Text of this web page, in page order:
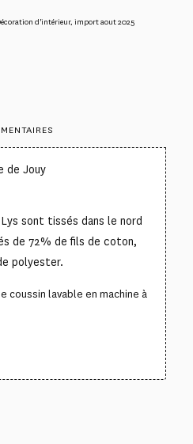
d'intérieur, import aout 2025
de Jouy
sont tissés dans le nord
de 72% de fils de coton,
polyester.
coussin lavable en machine à